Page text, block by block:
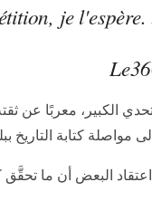
je l'espère.
الكبير، معربًا عن
كتابة التاريخ
اعتقاد البعض أن ما